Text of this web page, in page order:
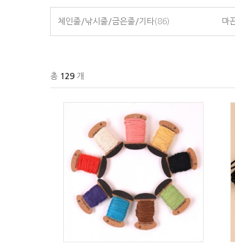
체인줄/낚시줄/금은줄/기타(86) 마
총 129 개